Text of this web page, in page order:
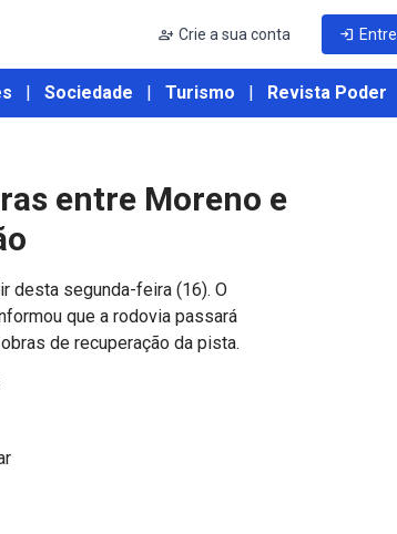
person_add Crie a sua conta login Entre
| Sociedade | Turismo | Revista Poder
entre Moreno e
desta segunda-feira (16). O
que a rodovia passará
de recuperação da pista.